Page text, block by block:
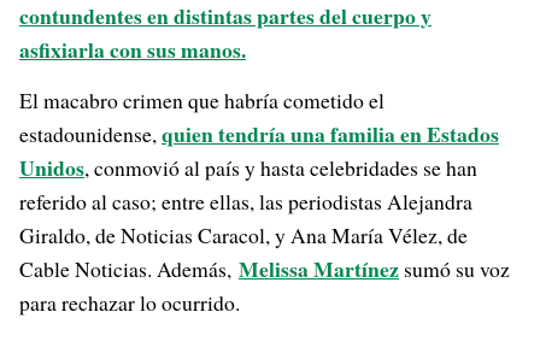
contundentes en distintas partes del cuerpo y
asfixiarla con sus manos.
El macabro crimen que habría cometido el
estadounidense,quien tendría una familia en Estados
Unidos, conmovió al país y hasta celebridades se han
referido al caso; entre ellas, las periodistas Alejandra
Giraldo, de Noticias Caracol, y Ana María Vélez, de
Cable Noticias. Además, Melissa Martínez sumó su voz
para rechazar lo ocurrido.